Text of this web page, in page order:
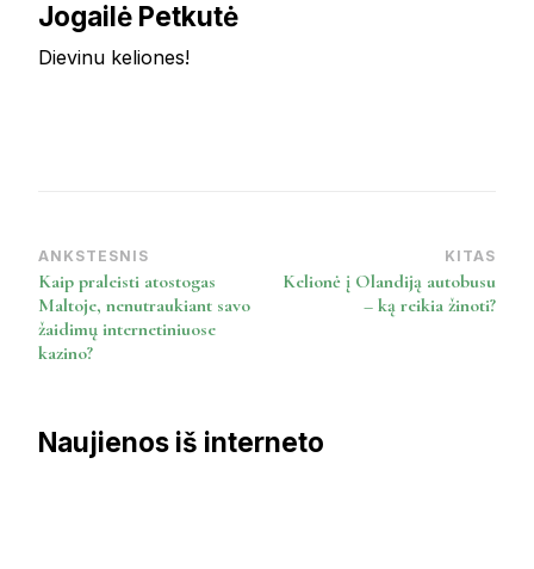
Jogailė Petkutė
Dievinu keliones!
Post
Navigation
ANKSTESNIS
Kaip praleisti atostogas
Maltoje, nenutraukiant savo
žaidimų internetiniuose
kazino?
KITAS
Kelionė į Olandiją autobusu
– ką reikia žinoti?
Naujienos iš interneto